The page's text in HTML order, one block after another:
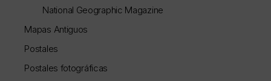
National Geographic Magazine
Mapas Antiguos
Postales
Postales fotográficas